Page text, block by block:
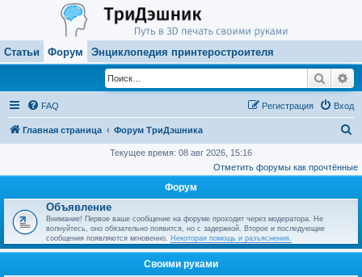
Статьи Форум Энциклопедия принтеростроителя
Поиск
FAQ Вход
Регистрация
Главная страница Форум ТриДэшника
и
Текущее время: 08 авг 2026, 15:16
Отметить форумы как прочтённые
Форум
Объявление
Внимание! Первое ваше сообщение на форуме проходит через модератора. Не
волнуйтесь, оно обязательно появится, но с задержкой. Второе и последующие
сообщения появляются мгновенно. Некоторая помощь и разъяснения.
Своими руками